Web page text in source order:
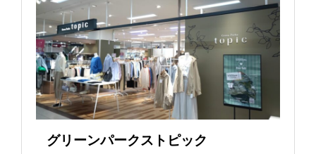
グリーンパークストピック